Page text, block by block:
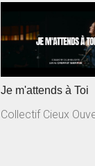
Je m'attends à Toi
Collectif Cieux